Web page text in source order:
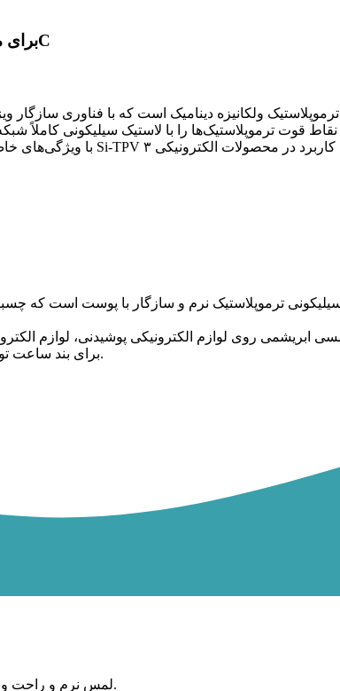
افزایش ایمنی، راحتی و زیبایی با Si-TPV برای محصولات الکترونیکی 3C
نقاط قوت ترموپلاستیک‌ها را با لاستیک سیلیکونی
الکترونیکی یا مواد الاستومری غیرچسبنده Tacky Texture برای بند ساعت توسعه داده شده است.